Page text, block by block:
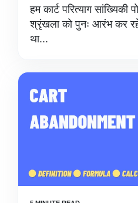
हम कार्ट परित्याग सांख्यिकी
श्रृंखला को पुनः आरंभ कर
था...